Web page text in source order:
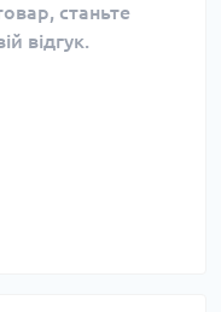
станьте
відгук.